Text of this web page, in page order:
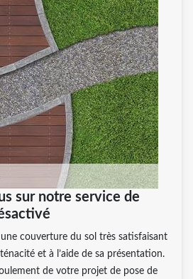
sur notre service de
couverture du sol très satisfaisant
et à l’aide de sa présentation.
de votre projet de pose de